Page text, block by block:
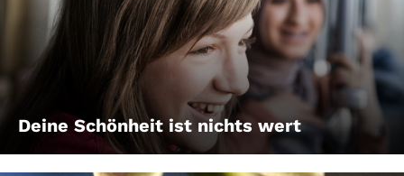
Deine Schönheit ist nichts wert